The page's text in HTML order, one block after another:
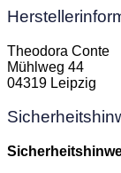
Theodora Conte
Mühlweg 44
04319 Leipzig